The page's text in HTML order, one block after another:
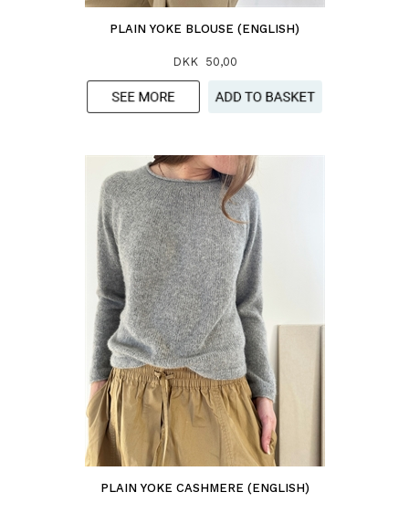
PLAIN YOKE BLOUSE (ENGLISH)
DKK 50,00
PLAIN YOKE CASHMERE (ENGLISH)